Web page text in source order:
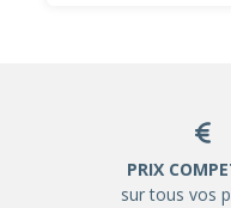
PRIX
sur tous vos